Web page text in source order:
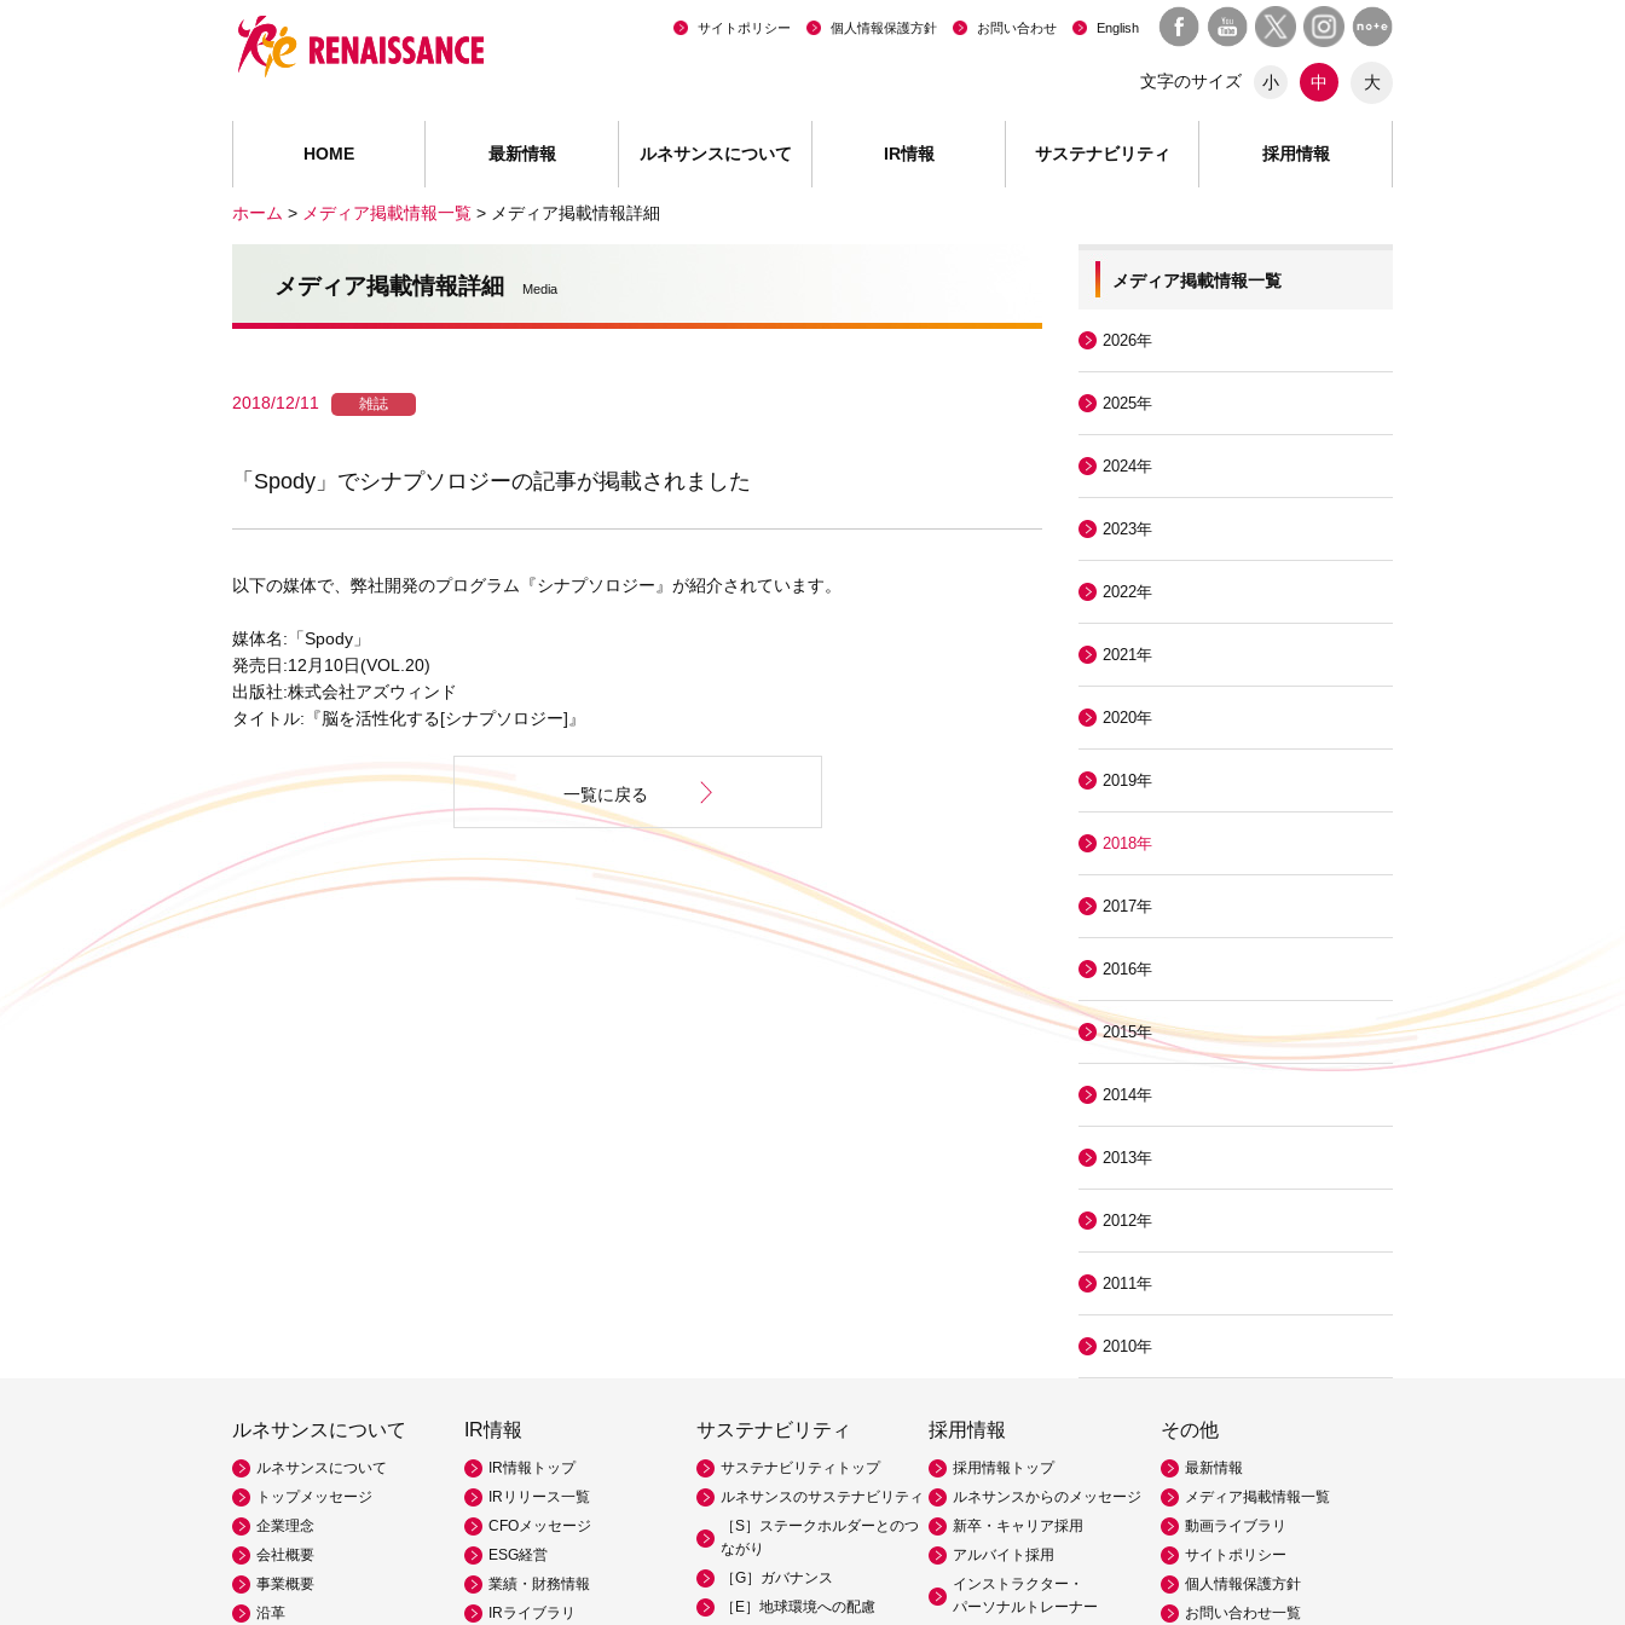
HOME 最新情報 ルネサンスについて IR情報 サステナビリティ 採用情報
サイトポリシー 個人情報保護方針 お問い合わせ English
文字のサイズ 小 中 大
ホーム > メディア掲載情報一覧 > メディア掲載情報詳細
メディア掲載情報詳細 Media
2018/12/11 雑誌
「Spody」でシナプソロジーの記事が掲載されました
以下の媒体で、弊社開発のプログラム『シナプソロジー』が紹介されています。
媒体名:「Spody」
発売日:12月10日(VOL.20)
出版社:株式会社アズウィンド
タイトル:『脳を活性化する[シナプソロジー]』
一覧に戻る
メディア掲載情報一覧
2026年
2025年
2024年
2023年
2022年
2021年
2020年
2019年
2018年
2017年
2016年
2015年
2014年
2013年
2012年
2011年
2010年
ルネサンスについて
ルネサンスについて
トップメッセージ
企業理念
会社概要
事業概要
沿革
IR情報
IR情報トップ
IRリリース一覧
CFOメッセージ
ESG経営
業績・財務情報
IRライブラリ
サステナビリティ
サステナビリティトップ
ルネサンスのサステナビリティ
［S］ステークホルダーとのつ
ながり
［G］ガバナンス
［E］地球環境への配慮
採用情報
採用情報トップ
ルネサンスからのメッセージ
新卒・キャリア採用
アルバイト採用
インストラクター・
パーソナルトレーナー
その他
最新情報
メディア掲載情報一覧
動画ライブラリ
サイトポリシー
個人情報保護方針
お問い合わせ一覧